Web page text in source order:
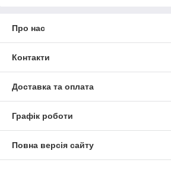
Про нас
Контакти
Доставка та оплата
Графік роботи
Повна версія сайту